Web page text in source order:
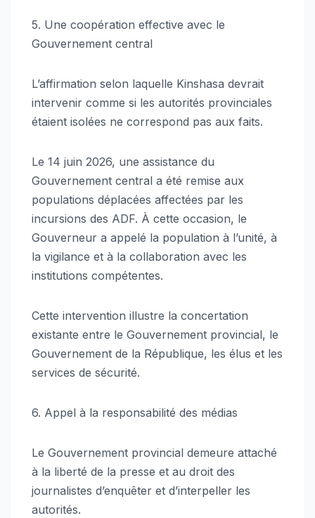
5. Une coopération effective avec le
Gouvernement central
L’affirmation selon laquelle Kinshasa devrait
intervenir comme si les autorités provinciales
étaient isolées ne correspond pas aux faits.
Le 14 juin 2026, une assistance du
Gouvernement central a été remise aux
populations déplacées affectées par les
incursions des ADF. À cette occasion, le
Gouverneur a appelé la population à l’unité, à
la vigilance et à la collaboration avec les
institutions compétentes.
Cette intervention illustre la concertation
existante entre le Gouvernement provincial, le
Gouvernement de la République, les élus et les
services de sécurité.
6. Appel à la responsabilité des médias
Le Gouvernement provincial demeure attaché
à la liberté de la presse et au droit des
journalistes d’enquêter et d’interpeller les
autorités.